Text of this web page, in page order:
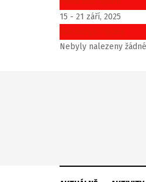
15 - 21 září, 2025
Následující týden
Nebyly nalezeny